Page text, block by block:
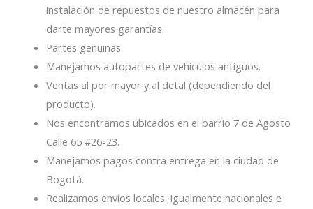
instalación de repuestos de nuestro almacén para
darte mayores garantías.
Partes genuinas.
Manejamos autopartes de vehículos antiguos.
Ventas al por mayor y al detal (dependiendo del
producto).
Nos encontramos ubicados en el barrio 7 de Agosto
Calle 65 #26-23.
Manejamos pagos contra entrega en la ciudad de
Bogotá.
Realizamos envíos locales, igualmente nacionales e